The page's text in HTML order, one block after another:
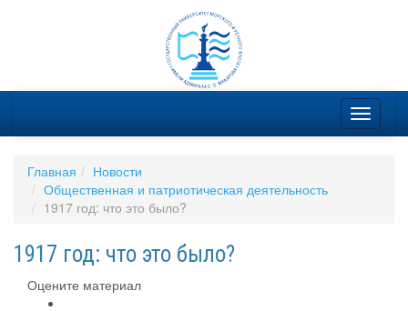
Главная
Новости
Общественная и патриотическая деятельность
1917 год: что это было?
1917 год: что это было?
Оцените материал